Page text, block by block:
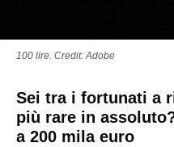
100 lire. Credit: Adobe
Sei tra i fortunati a
più rare in
a 200 mila euro